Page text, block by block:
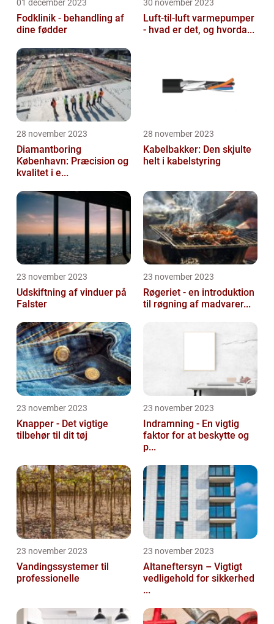
01 december 2023
Fodklinik - behandling af
dine fødder
30 november 2023
Luft-til-luft varmepumper
- hvad er det, og hvorda...
28 november 2023
Diamantboring
København: Præcision og
kvalitet i e...
28 november 2023
Kabelbakker: Den skjulte
helt i kabelstyring
23 november 2023
Udskiftning af vinduer på
Falster
23 november 2023
Røgeriet - en introduktion
til røgning af madvarer...
23 november 2023
Knapper - Det vigtige
tilbehør til dit tøj
23 november 2023
Indramning - En vigtig
faktor for at beskytte og
p...
23 november 2023
Vandingssystemer til
professionelle
23 november 2023
Altaneftersyn – Vigtigt
vedligehold for sikkerhed
...